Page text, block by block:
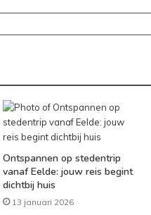
Ontspannen op stedentrip
vanaf Eelde: jouw reis begint
dichtbij huis
13 januari 2026
zo zet je elke
op tafel
Een
zo
bewaar
je
de
balans
Een
zo